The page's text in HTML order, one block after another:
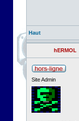
Haut
hERMOL
Site Admin